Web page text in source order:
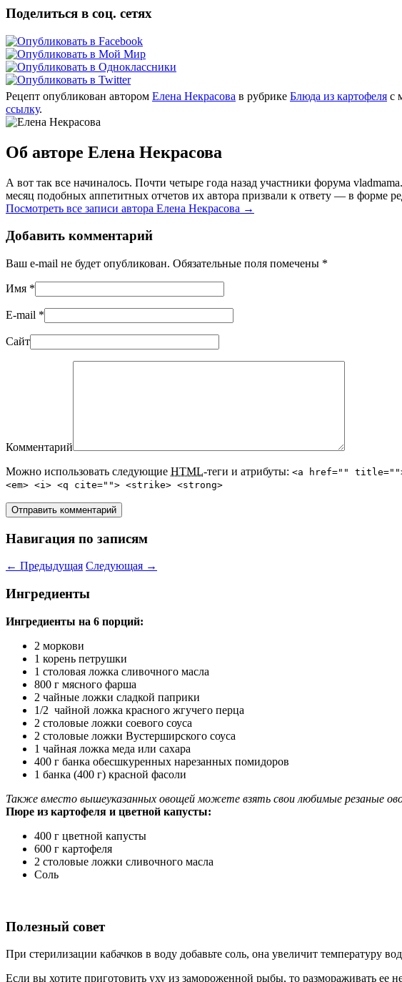
Поделиться в соц. сетях
Рецепт опубликован автором Елена Некрасова в рубрике Блюда из картофеля с
ссылку.
Об авторе Елена Некрасова
А вот так все начиналось. Почти четыре года назад участники форума
месяц подобных аппетитных отчетов их автора призвали к ответу — в форме
Посмотреть все записи автора Елена Некрасова →
Добавить комментарий
Ваш e-mail не будет опубликован. Обязательные поля помечены *
Имя *
E-mail *
Сайт
Комментарий
Можно использовать следующие HTML-теги и атрибуты: <a href="" title="">
<em> <i> <q cite=""> <strike> <strong>
Навигация по записям
← Предыдущая Следующая →
Ингредиенты
Ингредиенты на 6 порций:
2 моркови
1 корень петрушки
1 столовая ложка сливочного масла
800 г мясного фарша
2 чайные ложки сладкой паприки
1/2 чайной ложка красного жгучего перца
2 столовые ложки соевого соуса
2 столовые ложки Вустерширского соуса
1 чайная ложка меда или сахара
400 г банка обесшкуренных нарезанных помидоров
1 банка (400 г) красной фасоли
Также вместо вышеуказанных овощей можете взять свои любимые резаные
Пюре из картофеля и цветной капусты:
400 г цветной капусты
600 г картофеля
2 столовые ложки сливочного масла
Соль
Полезный совет
При стерилизации кабачков в воду добавьте соль, она увеличит температуру
Если вы хотите приготовить уху из замороженной рыбы, то размораживать ее